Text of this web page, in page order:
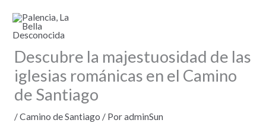
contenido
Descubre la majestuosidad de las
iglesias románicas en el Camino
de Santiago
/Camino de Santiago / PoradminSun